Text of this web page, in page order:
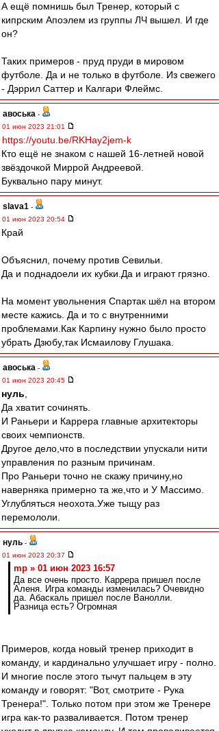
А ещё помнишь был Тренер, который с
кипрским Апоэлем из группы ЛЧ вышел. И где
он?
Таких примеров - пруд пруди в мировом
футболе. Да и не только в футболе. Из свежего
- Дэррил Саттер и Калгари Флеймс.
авоська -
01 июн 2023 21:01
https://youtu.be/RKHay2jem-k
Кто ещё не знаком с нашей 16-летней новой
звёздочкой Миррой Андреевой.
Буквально пару минут.
slava1 -
01 июн 2023 20:54
Край
Объяснил, почему против Севильи.
Да и поднадоели их кубки.Да и играют грязно.
На момент увольнения Спартак шёл на втором
месте кажись. Да и то с внутренними
проблемами.Как Карпину нужно было просто
убрать Дзюбу,так Исмаилову Глушака.
авоська -
01 июн 2023 20:45
нуль
Да хватит сочинять.
И Раньери и Каррера главные архитекторы
своих чемпионств.
Другое дело,что в последствии упускали нити
управления по разным причинам.
Про Раньери точно не скажу причину,но
наверняка примерно та же,что и У Массимо.
Углубляться неохота.Уже тыщу раз
перемололи.
нуль -
01 июн 2023 20:37
mp » 01 июн 2023 16:57
Да все очень просто. Каррера пришел после
Аленя. Игра команды изменилась? Очевидно
да. Абаскаль пришел после Ванолли.
Разница есть? Огромная
Примеров, когда новый тренер приходит в
команду, и кардинально улучшает игру - полно.
И многие после этого тычут пальцем в эту
команду и говорят: "Вот, смотрите - Рука
Тренера!". Только потом при этом же Тренере
игра как-то разваливается. Потом тренер